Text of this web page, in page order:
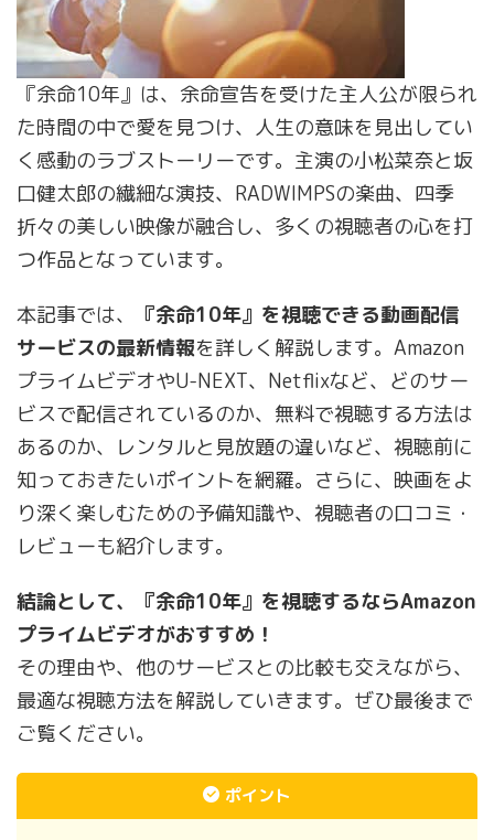
『余命10年』は、余命宣告を受けた主人公が限られ
た時間の中で愛を見つけ、人生の意味を見出してい
く感動のラブストーリーです。主演の小松菜奈と坂
口健太郎の繊細な演技、RADWIMPSの楽曲、四季
折々の美しい映像が融合し、多くの視聴者の心を打
つ作品となっています。
本記事では、
『余命10年』を視聴できる動画配信
サービスの最新情報を詳しく解説します。Amazon
プライムビデオやU-NEXT、Netflixなど、どのサー
ビスで配信されているのか、無料で視聴する方法は
あるのか、レンタルと見放題の違いなど、視聴前に
知っておきたいポイントを網羅。さらに、映画をよ
り深く楽しむための予備知識や、視聴者の口コミ・
レビューも紹介します。
結論として、『余命10年』を視聴するならAmazon
プライムビデオがおすすめ！
その理由や、他のサービスとの比較も交えながら、
最適な視聴方法を解説していきます。ぜひ最後まで
ご覧ください。
ポイント